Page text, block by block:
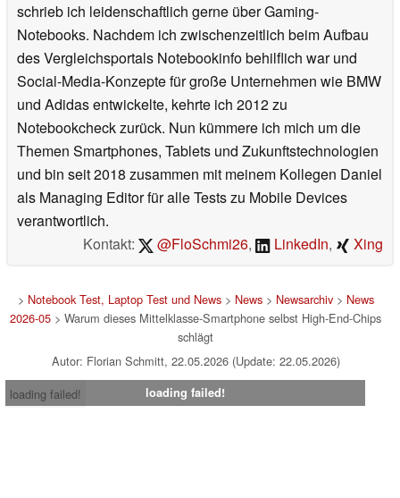
schrieb ich leidenschaftlich gerne über Gaming-
Notebooks. Nachdem ich zwischenzeitlich beim Aufbau
des Vergleichsportals Notebookinfo behilflich war und
Social-Media-Konzepte für große Unternehmen wie BMW
und Adidas entwickelte, kehrte ich 2012 zu
Notebookcheck zurück. Nun kümmere ich mich um die
Themen Smartphones, Tablets und Zukunftstechnologien
und bin seit 2018 zusammen mit meinem Kollegen Daniel
als Managing Editor für alle Tests zu Mobile Devices
verantwortlich.
Kontakt:
@FloSchmi26, LinkedIn, Xing
> Notebook Test, Laptop Test und News> News> Newsarchiv> News
2026-05 > Warum dieses Mittelklasse-Smartphone selbst High-End-Chips
schlägt
Autor: Florian Schmitt, 22.05.2026 (Update: 22.05.2026)
loading failed!
loading failed!